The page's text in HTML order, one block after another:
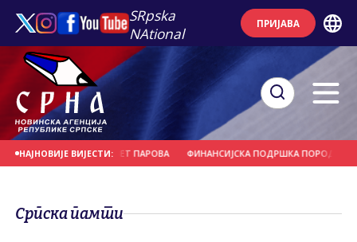
SRpska
NAtional
ПРИЈАВА
НАЈНОВИЈЕ ВИЈЕСТИ:
ВЈЕНЧАЊУ ДЕВЕТ ПАРОВА ФИНАНСИЈСКА ПОДРШКА ПОРОДИЦИ И
Српска памти